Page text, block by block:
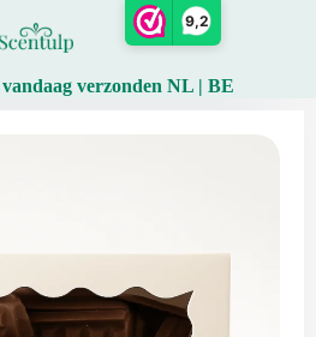
9,2
verzonden NL | BE